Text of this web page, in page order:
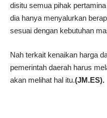
disitu semua pihak
dia hanya menyalurkan
sesuai dengan kebutuhan
Nah terkait kenaikan harga
pemerintah daerah harus
akan melihat hal itu.(JM.ES).